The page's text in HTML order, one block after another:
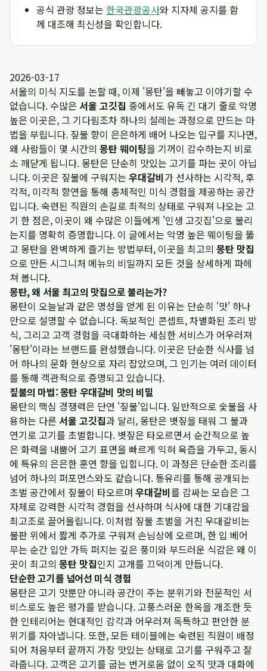
공식 관광 정보는 한국관광공사와 지자체 공지를 함
께 대조해 최신성을 확인합니다.
2026-03-17
서울의 미식 지도를 논할 때, 이제 '몽탄'을 빼놓고 이야기할 수
없습니다. 수많은 서울 고깃집 중에서도 유독 긴 대기 줄로 악명
높은 이곳은, 그 기다림조차 하나의 설레는 과정으로 만드는 마
법을 부립니다. 짚불 향이 은은하게 배어 나오는 입구를 지나면,
왜 사람들이 몇 시간의 몽탄 웨이팅을 기꺼이 감수하는지 비로
소 깨닫게 됩니다. 몽탄은 단순히 맛있는 고기를 파는 곳이 아닙
니다. 이곳은 짚불에 구워지는 우대갈비가 선사하는 시각적, 후
각적, 미각적 향연을 통해 총체적인 미식 경험을 제공하는 공간
입니다. 숙련된 직원의 손길로 최적의 상태로 구워져 나오는 고
기 한 점은, 이곳이 왜 수많은 이들에게 '인생 고깃집'으로 불리
는지를 명확히 증명합니다. 이 글에서는 악명 높은 웨이팅을 뚫
고 몽탄을 완벽하게 즐기는 방법부터, 이곳을 최고의 몽탄 맛집
으로 만든 시그니처 메뉴의 비밀까지 모든 것을 상세하게 파헤
쳐 봅니다.
몽탄, 왜 서울 최고의 맛집으로 불리는가?
몽탄이 오늘날과 같은 명성을 얻게 된 이유는 단순히 '맛' 하나
만으로 설명할 수 없습니다. 독보적인 콘셉트, 차별화된 조리 방
식, 그리고 고객 경험을 극대화하는 세심한 서비스가 어우러져
'몽탄'이라는 브랜드를 완성했습니다. 이곳은 단순한 식사를 넘
어 하나의 문화 현상으로 자리 잡았으며, 그 인기는 여러 데이터
를 통해 객관적으로 증명되고 있습니다.
짚불의 마법: 몽탄 우대갈비 맛의 비밀
몽탄의 핵심 경쟁력은 단연 '짚불'입니다. 일반적으로 숯불을 사
용하는 다른 서울 고깃집과 달리, 몽탄은 볏짚을 태워 그 불과
연기로 고기를 초벌합니다. 볏짚은 타오르면서 순간적으로 높
은 화력을 내뿜어 고기 표면을 빠르게 익혀 육즙을 가두고, 동시
에 특유의 은은한 훈연 향을 입힙니다. 이 과정은 단순한 조리를
넘어 하나의 퍼포먼스와도 같습니다. 통유리를 통해 공개되는
초벌 공간에서 짚불이 타오르며 우대갈비를 감싸는 모습은 그
자체로 강력한 시각적 경험을 선사하며 식사에 대한 기대감을
최고조로 끌어올립니다. 이처럼 짚불 초벌을 거친 우대갈비는
불판 위에서 짧게 추가로 구워져 손님상에 오르며, 한 입 베어
무는 순간 입안 가득 퍼지는 깊은 풍미와 부드러운 식감은 왜 이
곳이 최고의 몽탄 맛집인지 고개를 끄덕이게 만듭니다.
단순한 고기를 넘어선 미식 경험
몽탄은 고기 맛뿐만 아니라 공간이 주는 분위기와 전문적인 서
비스로도 높은 평가를 받습니다. 고풍스러운 한옥을 개조한 듯
한 인테리어는 현대적인 감각과 어우러져 독특하고 편안한 분
위기를 자아냅니다. 또한, 모든 테이블에는 숙련된 직원이 배정
되어 처음부터 끝까지 가장 맛있는 상태로 고기를 구워주고 잘
라줍니다. 고객은 고기를 굽는 번거로움 없이 오직 맛과 대화에